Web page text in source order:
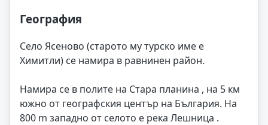
География
Село Ясеново (старото му турско име е
Химитли) се намира в равнинен район.
Намира се в полите на Стара планина , на 5 км
южно от географския център на България. На
800 m западно от селото е река Лешница .